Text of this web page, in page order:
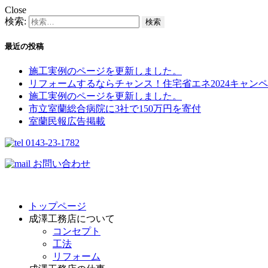
Close
検索:
最近の投稿
施工実例のページを更新しました。
リフォームするならチャンス！住宅省エネ2024キャン
施工実例のページを更新しました。
市立室蘭総合病院に3社で150万円を寄付
室蘭民報広告掲載
0143-23-1782
お問い合わせ
トップページ
成澤工務店について
コンセプト
工法
リフォーム